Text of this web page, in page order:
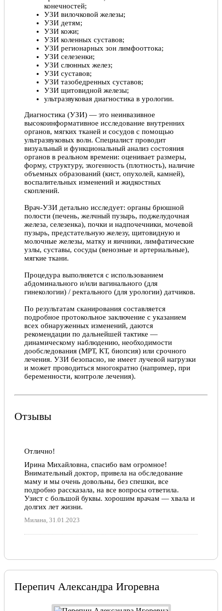
конечностей;
УЗИ вилочковой железы;
УЗИ детям;
УЗИ кожи;
УЗИ коленных суставов;
УЗИ регионарных зон лимфооттока;
УЗИ селезенки;
УЗИ слюнных желез;
УЗИ суставов;
УЗИ тазобедренных суставов;
УЗИ щитовидной железы;
ультразвуковая диагностика в урологии.
Диагностика (УЗИ) — это неинвазивное
высокоинформативное исследование внутренних
органов, мягких тканей и сосудов с помощью
ультразвуковых волн. Специалист проводит
визуальный и функциональный анализ состояния
органов в реальном времени: оценивает размеры,
форму, структуру, эхогенность (плотность), наличие
объемных образований (кист, опухолей, камней),
воспалительных изменений и жидкостных
скоплений.
Врач-УЗИ детально исследует: органы брюшной
полости (печень, желчный пузырь, поджелудочная
железа, селезенка), почки и надпочечники, мочевой
пузырь, предстательную железу, щитовидную и
молочные железы, матку и яичники, лимфатические
узлы, суставы, сосуды (венозные и артериальные),
мягкие ткани.
Процедура выполняется с использованием
абдоминального и/или вагинального (для
гинекологии) / ректального (для урологии) датчиков.
По результатам сканирования составляется
подробное протокольное заключение с указанием
всех обнаруженных изменений, даются
рекомендации по дальнейшей тактике —
динамическому наблюдению, необходимости
дообследования (МРТ, КТ, биопсия) или срочного
лечения. УЗИ безопасно, не имеет лучевой нагрузки
и может проводиться многократно (например, при
беременности, контроле лечения).
Отзывы
Отлично!
Ирина Михайловна, спасибо вам огромное!
Внимательный доктор, привела на обследование
маму и мы очень довольны, без спешки, все
подробно рассказала, на все вопросы ответила.
Узист с большой буквы. хорошим врачам — хвала и
долгих лет жизни.
Милана, 31.01.2023
Перепич Александра Игоревна